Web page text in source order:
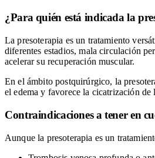
¿Para quién está indicada la
La presoterapia es un tratamiento
diferentes estadios, mala circulación
acelerar su recuperación muscular.
En el ámbito postquirúrgico, la
el edema y favorece la cicatrización de
Contraindicaciones a tener en
Aunque la presoterapia es un